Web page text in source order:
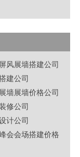
风展墙搭建公司
建公司
墙展墙价格公司
修公司
计公司
会会场搭建价格